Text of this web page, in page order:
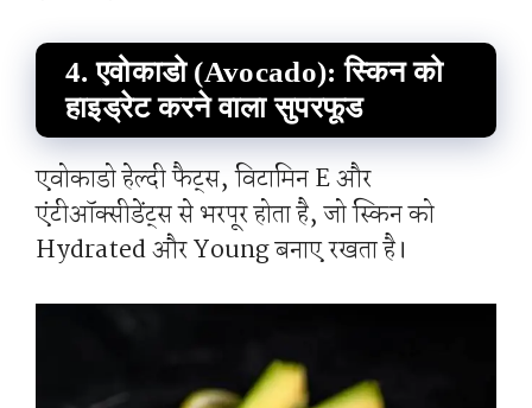
4. एवोकाडो (Avocado): स्किन को
हाइड्रेट करने वाला सुपरफूड
एवोकाडो हेल्दी फैट्स, विटामिन E और
एंटीऑक्सीडेंट्स से भरपूर होता है, जो स्किन को
Hydrated और Young बनाए रखता है।